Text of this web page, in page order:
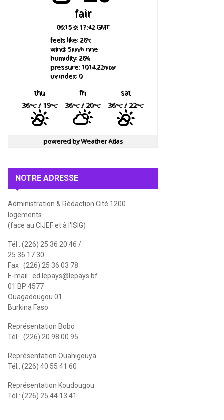
fair
06:15 17:42 GMT
feels like: 26°c
wind: 5km/hnne
humidity: 26%
pressure: 1014.22mbar
uv index: 0
thu fri
sat
36°C/ 19°C 36°C/ 20°C 36°C/ 22°C
powered byWeather Atlas
NOTRE ADRESSE
Administration & Rédaction Cité 1200
logements
(face au CIJEF et à l'ISIG)
Tél : (226) 25 36 20 46 /
25 36 17 30
Fax : (226) 25 36 03 78
E-mail : ed.lepays@lepays.bf
01 BP 4577
Ouagadougou 01
Burkina Faso
Représentation Bobo
Tél. : (226) 20 98 00 95
Représentation Ouahigouya
Tél.: (226) 40 55 41 60
Représentation Koudougou
Tél.: (226) 25 44 13 41